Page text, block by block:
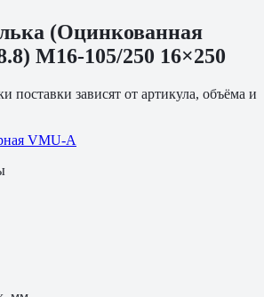
(Оцинкованная
M16-105/250 16×250
поставки зависят от артикула, объёма и
VMU-A